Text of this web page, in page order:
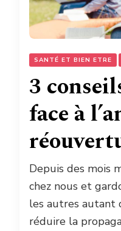
SANTÉ ET BIEN ETRE
3
face à
Depuis des mois
chez nous et
les autres autant
réduire la